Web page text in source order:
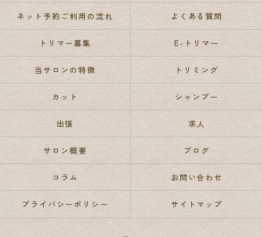
ネット予約ご利用の流れ よくある質問
トリマー募集 E-トリマー
当サロンの特徴 トリミング
カット シャンプー
出張 求人
サロン概要 ブログ
コラム お問い合わせ
プライバシーポリシー サイトマップ